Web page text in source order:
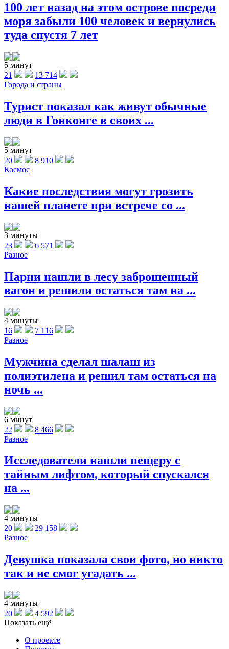
100 лет назад на этом острове посреди
моря забыли 100 человек и вернулись
туда спустя 7 лет
5 минут
21
13 714
Города и страны
Турист показал как живут обычные
люди в Гонконге в своих ...
5 минут
20
8 910
Космос
Какие последствия могут грозить
нашей планете при встрече со ...
3 минуты
23
6 571
Разное
Парни нашли в лесу заброшенный
вагон и решили остаться там на ...
4 минуты
16
7 116
Разное
Мужчина сделал шалаш из
полиэтилена и решил там остаться на
ночь ...
6 минут
22
8 466
Разное
Исследователи нашли пещеру с
тайным лифтом, который спускался
на ...
4 минуты
20
29 158
Разное
Девушка показала свои фото, но никто
так и не смог угадать ...
4 минуты
20
4 592
Показать ещё
О проекте